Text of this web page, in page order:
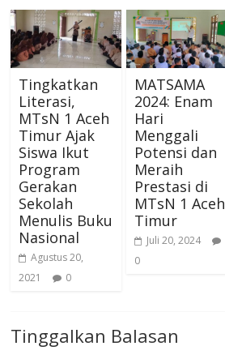
Tingkatkan
Literasi,
MTsN 1 Aceh
Timur Ajak
Siswa Ikut
Program
Gerakan
Sekolah
Menulis Buku
Nasional
Agustus 20,
2021
0
MATSAMA
2024: Enam
Hari
Menggali
Potensi dan
Meraih
Prestasi di
MTsN 1 Aceh
Timur
Juli 20, 2024
0
Tinggalkan Balasan